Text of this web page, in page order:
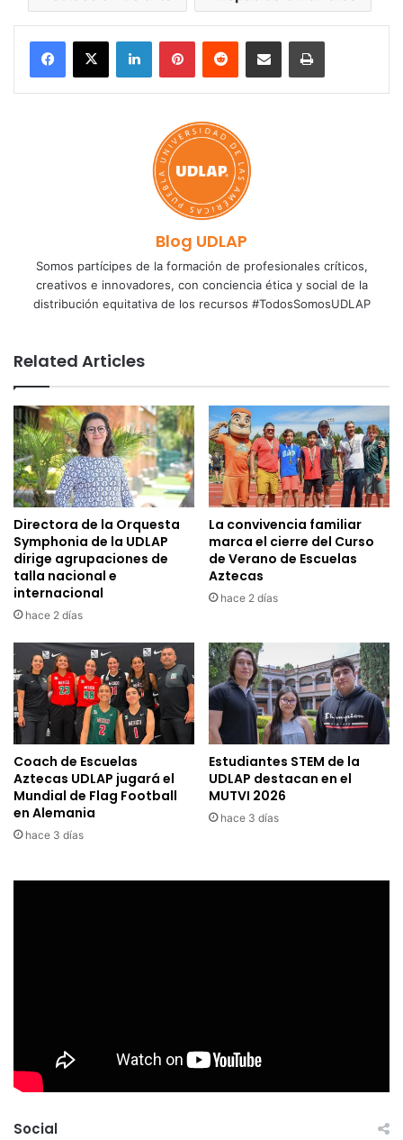
LinkedInPinterestReddit Share via Email Print
Blog UDLAP
Somos partícipes de la formación de profesionales críticos,
creativos e innovadores, con conciencia ética y social de la
distribución equitativa de los recursos #TodosSomosUDLAP
Related Articles
Directora de la Orquesta
Symphonia de la UDLAP
dirige agrupaciones de
talla nacional e
internacional
hace 2 días
La convivencia familiar
marca el cierre del Curso
de Verano de Escuelas
Aztecas
hace 2 días
Coach de Escuelas
Aztecas UDLAP jugará el
Mundial de Flag Football
en Alemania
hace 3 días
Estudiantes STEM de la
UDLAP destacan en el
MUTVI 2026
hace 3 días
Social